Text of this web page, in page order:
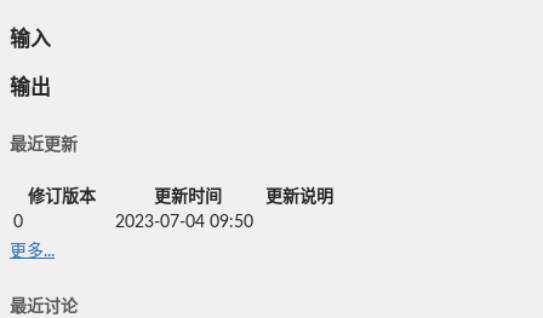
输入
输出
最近更新
修订版本 更新时间
更新说明
0
2023-07-04 09:50
更多...
最近讨论